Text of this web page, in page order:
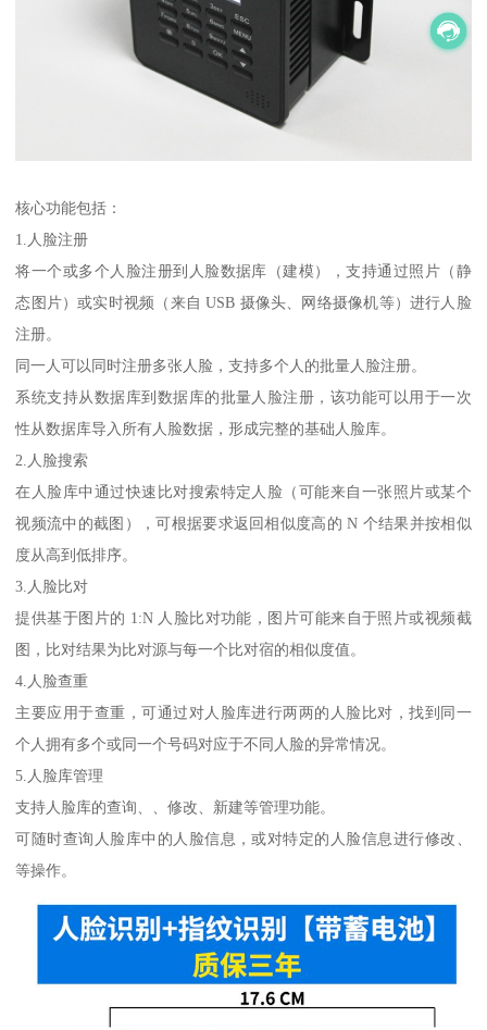
核心功能包括：
1.人脸注册
将一个或多个人脸注册到人脸数据库（建模），支持通过照片（静
态图片）或实时视频（来自 USB 摄像头、网络摄像机等）进行人脸
注册。
同一人可以同时注册多张人脸，支持多个人的批量人脸注册。
系统支持从数据库到数据库的批量人脸注册，该功能可以用于一次
性从数据库导入所有人脸数据，形成完整的基础人脸库。
2.人脸搜索
在人脸库中通过快速比对搜索特定人脸（可能来自一张照片或某个
视频流中的截图），可根据要求返回相似度高的 N 个结果并按相似
度从高到低排序。
3.人脸比对
提供基于图片的 1:N 人脸比对功能，图片可能来自于照片或视频截
图，比对结果为比对源与每一个比对宿的相似度值。
4.人脸查重
主要应用于查重，可通过对人脸库进行两两的人脸比对，找到同一
个人拥有多个或同一个号码对应于不同人脸的异常情况。
5.人脸库管理
支持人脸库的查询、、修改、新建等管理功能。
可随时查询人脸库中的人脸信息，或对特定的人脸信息进行修改、
等操作。